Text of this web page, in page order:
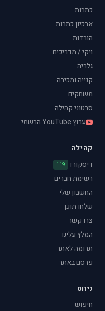
כתבות
ארכיון כתבות
הורדות
ויקי / מדריכים
גלריה
קנייה ומכירה
משחקים
סרטוני קהילה
ערוץ YouTube הרשמי
קהילה
דיסקורד 119
רשימת חברים
החשבון שלי
שלחו תוכן
צרו קשר
המלץ עלינו
תרומה לאתר
פרסם באתר
ניווט
חיפוש